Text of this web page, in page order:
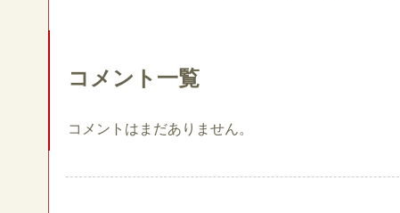
コメント一覧
コメントはまだありません。